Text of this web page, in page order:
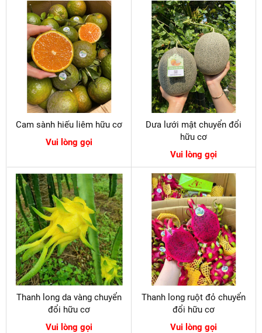
Cam sành hiếu liêm hữu cơ
Vui lòng gọi
Dưa lưới mật chuyển đổi
hữu cơ
Vui lòng gọi
Thanh long da vàng chuyển
đổi hữu cơ
Vui lòng gọi
Thanh long ruột đỏ chuyển
đổi hữu cơ
Vui lòng gọi